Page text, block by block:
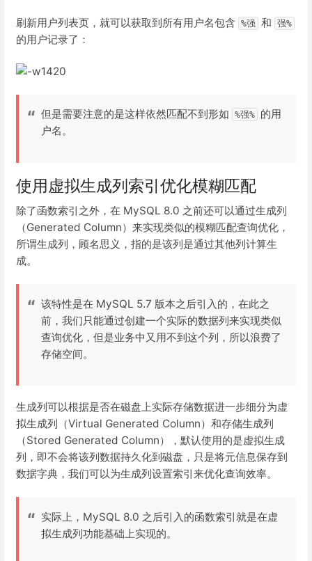
刷新用户列表页，就可以获取到所有用户名包含 %强 和 强%
的用户记录了：
但是需要注意的是这样依然匹配不到形如 %强% 的用
户名。
使用虚拟生成列索引优化模糊匹配
除了函数索引之外，在 MySQL 8.0 之前还可以通过生成列
（Generated Column）来实现类似的模糊匹配查询优化，
所谓生成列，顾名思义，指的是该列是通过其他列计算生
成。
该特性是在 MySQL 5.7 版本之后引入的，在此之
前，我们只能通过创建一个实际的数据列来实现类似
查询优化，但是业务中又用不到这个列，所以浪费了
存储空间。
生成列可以根据是否在磁盘上实际存储数据进一步细分为虚
拟生成列（Virtual Generated Column）和存储生成列
（Stored Generated Column），默认使用的是虚拟生成
列，即不会将该列数据持久化到磁盘，只是将元信息保存到
数据字典，我们可以为生成列设置索引来优化查询效率。
实际上，MySQL 8.0 之后引入的函数索引就是在虚
拟生成列功能基础上实现的。